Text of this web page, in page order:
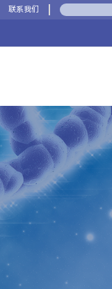
联系我们